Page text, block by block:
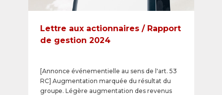
Lettre aux actionnaires / Rapport
de gestion 2024
[Annonce événementielle au sens de l'art. 53
RC] Augmentation marquée du résultat du
groupe. Légère augmentation des revenus